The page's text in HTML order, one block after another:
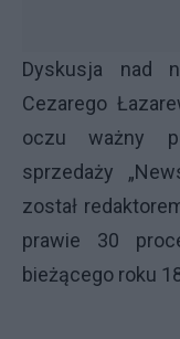
Dyskusja nad
Cezarego
oczu ważny
sprzedaży
został
prawie 30
bieżącego roku